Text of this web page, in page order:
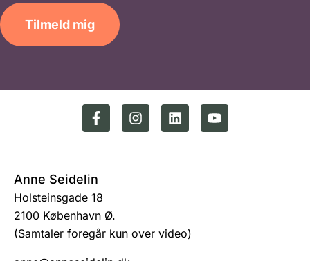
Tilmeld mig
Anne Seidelin
Holsteinsgade 18
2100 København Ø.
(Samtaler foregår kun over video)